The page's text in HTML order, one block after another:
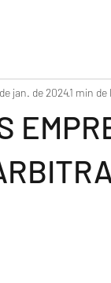
jan. de 20241 min de